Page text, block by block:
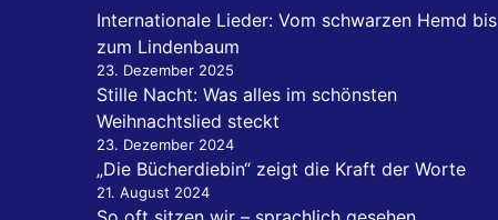
Internationale Lieder: Vom schwarzen Hemd bis
zum Lindenbaum
23. Dezember 2025
Stille Nacht: Was alles im schönsten
Weihnachtslied steckt
23. Dezember 2024
„Die Bücherdiebin“ zeigt die Kraft der Worte
21. August 2024